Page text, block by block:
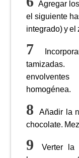
Agregar
el siguiente
integrado) y el
homogénea.
Añadir la
chocolate.
Verter la